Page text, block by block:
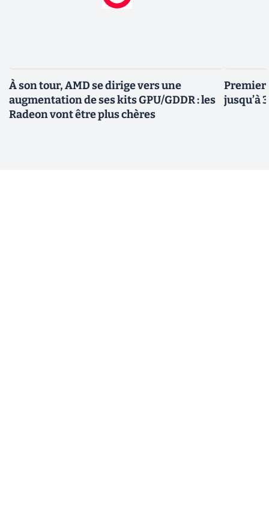
À son tour, AMD se dirige vers une
augmentation de ses kits GPU/GDDR : les
Radeon vont être plus chères
jusqu’à